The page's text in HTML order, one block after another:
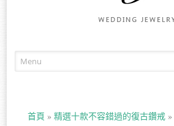
首頁 » 精選十款不容錯過的復古鑽戒 »